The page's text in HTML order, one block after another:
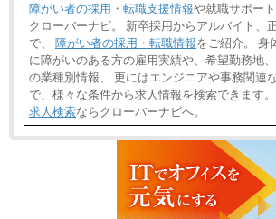
障がい者の採用・転職支援情報や就職サポー
クローバーナビ。 新卒採用からアルバイト、
で、 障がい者の採用・転職情報をご紹介。 身
に障がいのある方の雇用実績や、希望勤務地
の業種別情報、 更にはエンジニアや事務関連
で、様々な条件から求人情報を検索できます。
求人検索ならクローバーナビへ。